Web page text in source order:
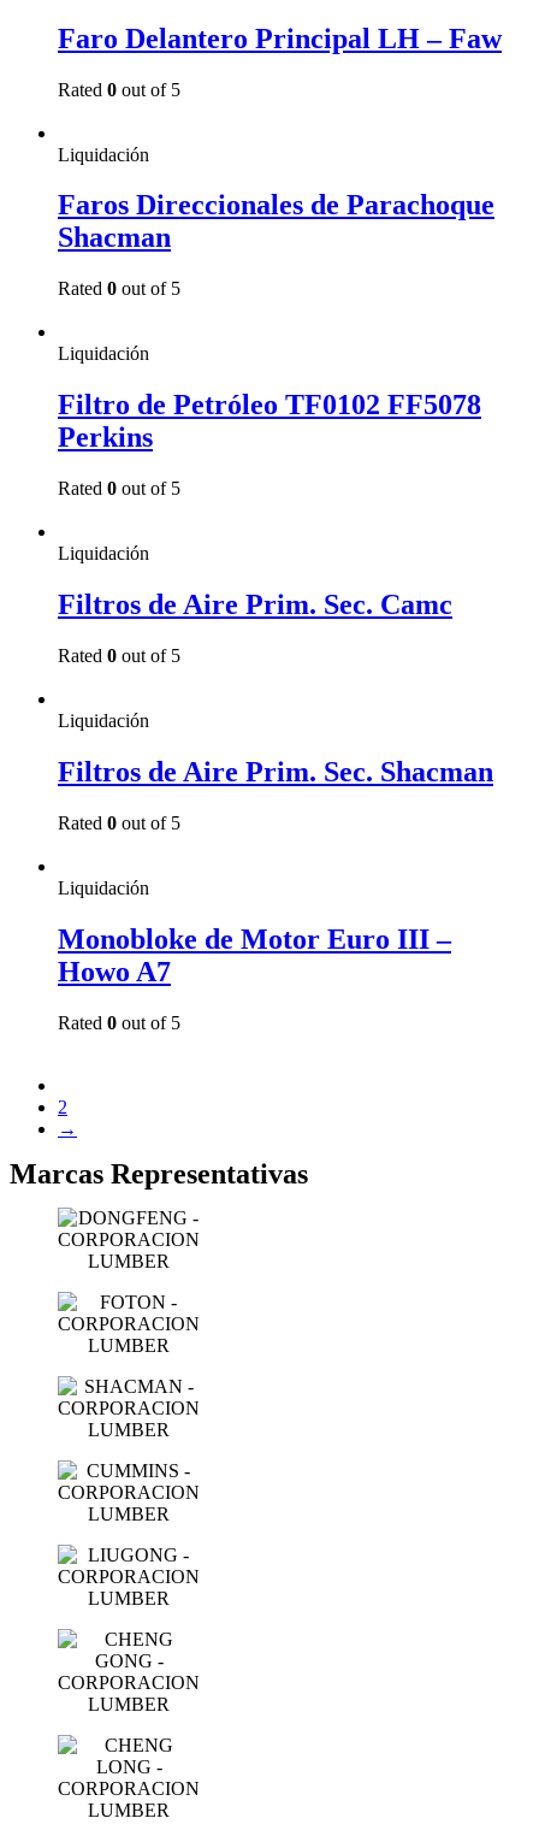
Faro Delantero Principal LH – Faw
Rated 0 out of 5
Liquidación
Faros Direccionales de Parachoque
Shacman
Rated 0 out of 5
Liquidación
Filtro de Petróleo TF0102 FF5078
Perkins
Rated 0 out of 5
Liquidación
Filtros de Aire Prim. Sec. Camc
Rated 0 out of 5
Liquidación
Filtros de Aire Prim. Sec. Shacman
Rated 0 out of 5
Liquidación
Monobloke de Motor Euro III –
Howo A7
Rated 0 out of 5
2
→
Marcas Representativas